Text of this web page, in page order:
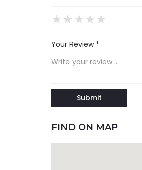
★
★★
★★★
★★★★
★★★★★
Your Review *
FIND ON MAP